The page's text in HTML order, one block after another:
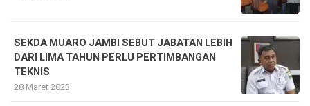
SEKDA MUARO JAMBI SEBUT JABATAN LEBIH
DARI LIMA TAHUN PERLU PERTIMBANGAN
TEKNIS
28 Maret 2023